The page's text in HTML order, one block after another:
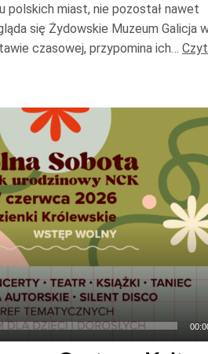
polskich miast, nie pozostał nawet
się Żydowskie Muzeum Galicja
czasowej, przypomina ich…